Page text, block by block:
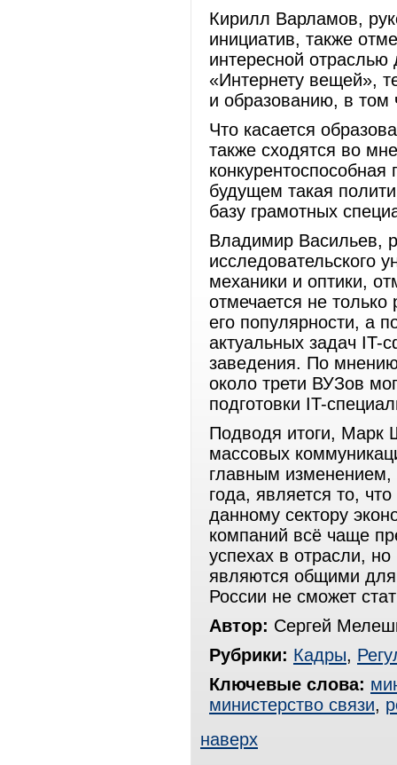
Кирилл Варламов,
инициатив, также
интересной
«Интернету вещей»,
и образованию, в том
Что касается
также сходятся во
будущем такая
базу грамотных
Владимир Васильев,
исследовательского
механики и оптики,
отмечается не
его популярности, а
актуальных задач IT-
заведения. По
около трети ВУЗов
подготовки IT-
Подводя итоги, Марк
массовых
главным
года, является то,
данному сектору
компаний всё чаще
успехах в отрасли,
являются общими
России не сможет
Автор: Сергей
Рубрики: Кадры,
Ключевые слова:
министерство связи,
наверх